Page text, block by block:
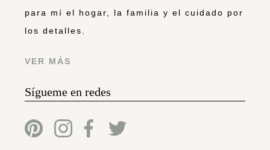
para mí el hogar, la familia y el cuidado por
los detalles.
VER MÁS
Sígueme en redes